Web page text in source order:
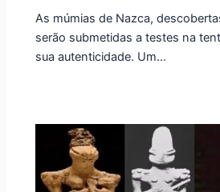
As múmias de Nazca,
serão submetidas a testes na
sua autenticidade. Um…